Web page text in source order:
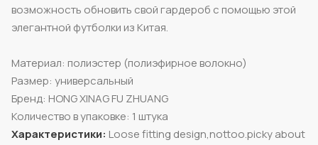
возможность обновить свой гардероб с помощью этой
элегантной футболки из Китая.
Материал: полиэстер (полиэфирное волокно)
Размер: универсальный
Бренд: HONG XINAG FU ZHUANG
Количество в упаковке: 1 штука
Характеристики: Loose fitting design,nottoo.picky about